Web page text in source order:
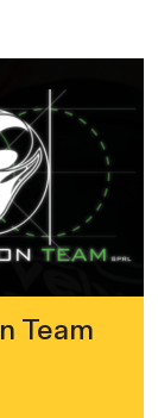
Team